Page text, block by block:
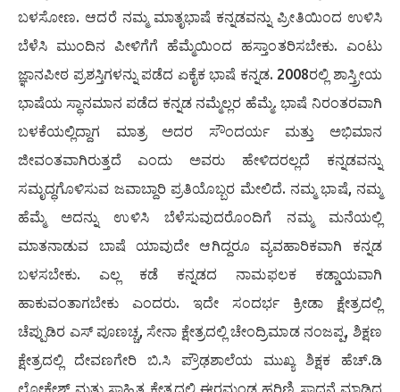
ಬಳಸೋಣ. ಆದರೆ ನಮ್ಮ ಮಾತೃಭಾಷೆ ಕನ್ನಡವನ್ನು ಪ್ರೀತಿಯಿಂದ ಉಳಿಸಿ
ಬೆಳೆಸಿ ಮುಂದಿನ ಪೀಳಿಗೆಗೆ ಹೆಮ್ಮೆಯಿಂದ ಹಸ್ತಾಂತರಿಸಬೇಕು. ಎಂಟು
ಜ್ಞಾನಪೀಠ ಪ್ರಶಸ್ತಿಗಳನ್ನು ಪಡೆದ ಏಕೈಕ ಭಾಷೆ ಕನ್ನಡ. 2008ರಲ್ಲಿ ಶಾಸ್ತ್ರೀಯ
ಭಾಷೆಯ ಸ್ಥಾನಮಾನ ಪಡೆದ ಕನ್ನಡ ನಮ್ಮೆಲ್ಲರ ಹೆಮ್ಮೆ. ಭಾಷೆ ನಿರಂತರವಾಗಿ
ಬಳಕೆಯಲ್ಲಿದ್ದಾಗ ಮಾತ್ರ ಅದರ ಸೌಂದರ್ಯ ಮತ್ತು ಅಭಿಮಾನ
ಜೀವಂತವಾಗಿರುತ್ತದೆ ಎಂದು ಅವರು ಹೇಳಿದರಲ್ಲದೆ ಕನ್ನಡವನ್ನು
ಸಮೃದ್ಧಗೊಳಿಸುವ ಜವಾಬ್ದಾರಿ ಪ್ರತಿಯೊಬ್ಬರ ಮೇಲಿದೆ. ನಮ್ಮ ಭಾಷೆ, ನಮ್ಮ
ಹೆಮ್ಮೆ ಅದನ್ನು ಉಳಿಸಿ ಬೆಳೆಸುವುದರೊಂದಿಗೆ ನಮ್ಮ ಮನೆಯಲ್ಲಿ
ಮಾತನಾಡುವ ಬಾಷೆ ಯಾವುದೇ ಆಗಿದ್ದರೂ ವ್ಯವಹಾರಿಕವಾಗಿ ಕನ್ನಡ
ಬಳಸಬೇಕು. ಎಲ್ಲ ಕಡೆ ಕನ್ನಡದ ನಾಮಫಲಕ ಕಡ್ಡಾಯವಾಗಿ
ಹಾಕುವಂತಾಗಬೇಕು ಎಂದರು. ಇದೇ ಸಂದರ್ಭ ಕ್ರೀಡಾ ಕ್ಷೇತ್ರದಲ್ಲಿ
ಚೆಪ್ಪುಡಿರ ಎಸ್ ಪೂಣಚ್ಚ, ಸೇನಾ ಕ್ಷೇತ್ರದಲ್ಲಿ ಚೇಂದ್ರಿಮಾಡ ನಂಜಪ್ಪ, ಶಿಕ್ಷಣ
ಕ್ಷೇತ್ರದಲ್ಲಿ ದೇವಣಗೇರಿ ಬಿ.ಸಿ ಪ್ರೌಢಶಾಲೆಯ ಮುಖ್ಯ ಶಿಕ್ಷಕ ಹೆಚ್.ಡಿ
ಲೋಕೇಶ್ ಮತ್ತು ಸಾಹಿತ್ಯ ಕ್ಷೇತ್ರದಲ್ಲಿ ಈರಮಂಡ ಹರಿಣಿ ಸಾಧನೆ ಮಾಡಿದ